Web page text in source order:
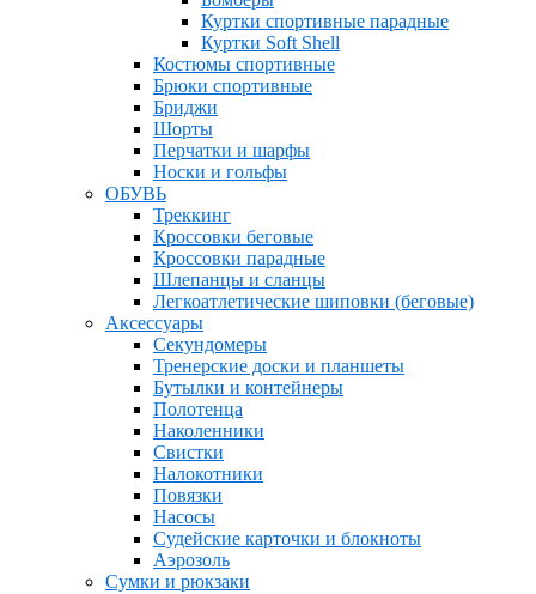
Куртки спортивные парадные
Куртки Soft Shell
Костюмы спортивные
Брюки спортивные
Бриджи
Шорты
Перчатки и шарфы
Носки и гольфы
ОБУВЬ
Треккинг
Кроссовки беговые
Кроссовки парадные
Шлепанцы и сланцы
Легкоатлетические шиповки (беговые)
Аксессуары
Секундомеры
Тренерские доски и планшеты
Бутылки и контейнеры
Полотенца
Наколенники
Свистки
Налокотники
Повязки
Насосы
Судейские карточки и блокноты
Аэрозоль
Сумки и рюкзаки